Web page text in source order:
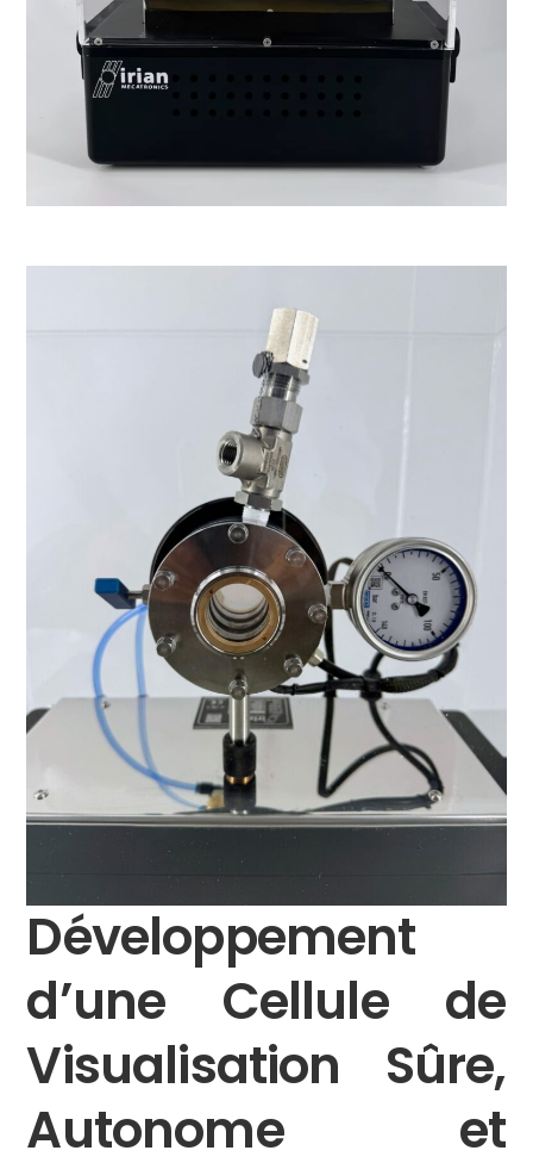
Développement
d’une Cellule de
Visualisation Sûre,
Autonome et